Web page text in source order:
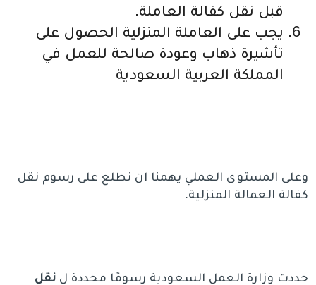
قبل نقل كفالة العاملة.
يجب على العاملة المنزلية الحصول على
تأشيرة ذهاب وعودة صالحة للعمل في
المملكة العربية السعودية
وعلى المستوى العملي يهمنا ان نطلع على رسوم نقل
كفالة العمالة المنزلية.
حددت وزارة العمل السعودية رسومًا محددة لنقل